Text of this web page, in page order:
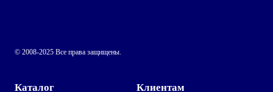
© 2008-2025 Все права защищены.
Каталог
Клиентам